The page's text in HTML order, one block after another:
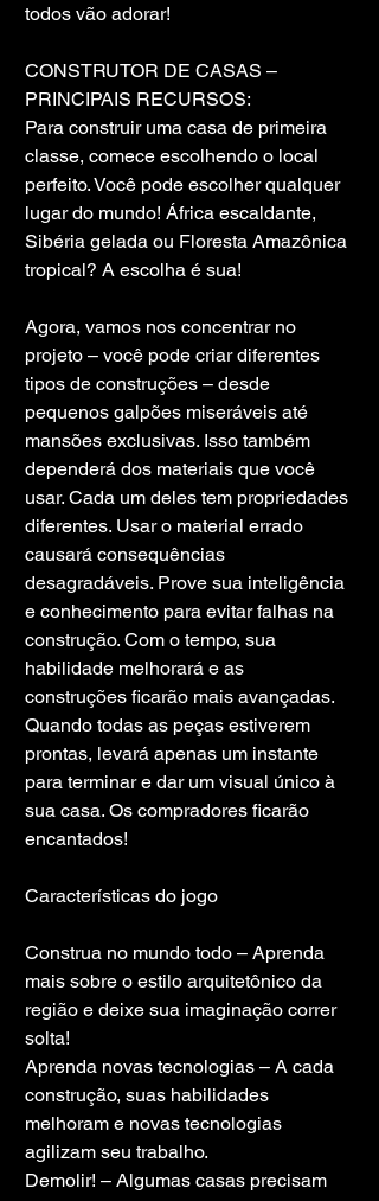
todos vão adorar!
CONSTRUTOR DE CASAS –
PRINCIPAIS RECURSOS:
Para construir uma casa de primeira
classe, comece escolhendo o local
perfeito. Você pode escolher qualquer
lugar do mundo! África escaldante,
Sibéria gelada ou Floresta Amazônica
tropical? A escolha é sua!
Agora, vamos nos concentrar no
projeto – você pode criar diferentes
tipos de construções – desde
pequenos galpões miseráveis ​​até
mansões exclusivas. Isso também
dependerá dos materiais que você
usar. Cada um deles tem propriedades
diferentes. Usar o material errado
causará consequências
desagradáveis. Prove sua inteligência
e conhecimento para evitar falhas na
construção. Com o tempo, sua
habilidade melhorará e as
construções ficarão mais avançadas.
Quando todas as peças estiverem
prontas, levará apenas um instante
para terminar e dar um visual único à
sua casa. Os compradores ficarão
encantados!
Características do jogo
Construa no mundo todo – Aprenda
mais sobre o estilo arquitetônico da
região e deixe sua imaginação correr
solta!
Aprenda novas tecnologias – A cada
construção, suas habilidades
melhoram e novas tecnologias
agilizam seu trabalho.
Demolir! – Algumas casas precisam